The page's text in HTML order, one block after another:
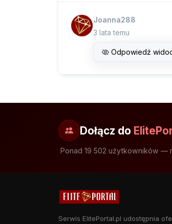
Joanna288
3 lata temu
Odpowiedź
Dołącz do
Ponad 19 502 użytkowników —
Serwis ElitePortal.pl udostępnia